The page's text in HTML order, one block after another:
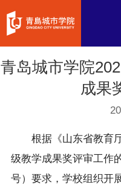
青岛城市学院
成果
根据《山东省教育厅
级教学成果奖评审工作
号）要求，学校组织开